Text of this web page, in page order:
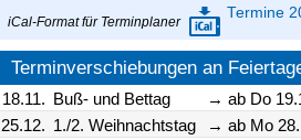
iCal-Format für Terminplaner
Termine
Terminverschiebungen an
18.11. Buß- und Bettag
→ ab Do
25.12. 1./2. Weihnachtstag → ab Mo